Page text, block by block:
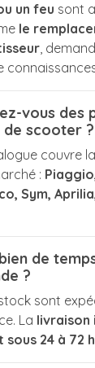
un feu sont
le
,
vous des
de scooter ?
couvre
:
Sym,
de
?
sont
La
24 à 72 h